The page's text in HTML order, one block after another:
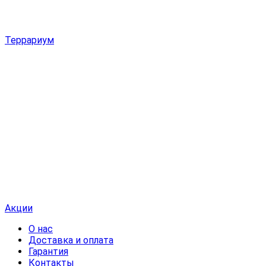
Террариум
Акции
О нас
Доставка и оплата
Гарантия
Контакты